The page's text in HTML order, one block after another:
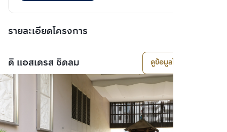
รายละเอียดโครงการ
ดิ แอสเดรส ชิดลม ดูข้อมูลโครงการ